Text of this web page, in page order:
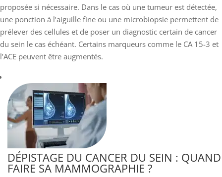
proposée si nécessaire. Dans le cas où une tumeur est détectée,
une ponction à l’aiguille fine ou une microbiopsie permettent de
prélever des cellules et de poser un diagnostic certain de cancer
du sein le cas échéant. Certains marqueurs comme le CA 15-3 et
l’ACE peuvent être augmentés.
DÉPISTAGE DU CANCER DU SEIN : QUAND
FAIRE SA MAMMOGRAPHIE ?